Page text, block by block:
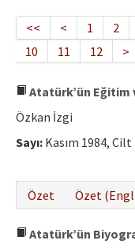
Yayın Politikası
Dergi Kurulları
Yayın İlkeleri
Etik İlkeler
Yazar Rehberi
Hakem Rehberi
<< < 1 2
10
11 12 >
Atatürk’ün Eğitim
Özkan İzgi
Sayı: Kasım 1984, Cilt
Özet
Özet
Atatürk’ün